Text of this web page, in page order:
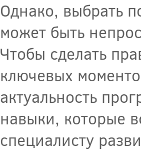
Однако, выбрать
может быть
Чтобы сделать
ключевых
актуальность
навыки, которые
специалисту